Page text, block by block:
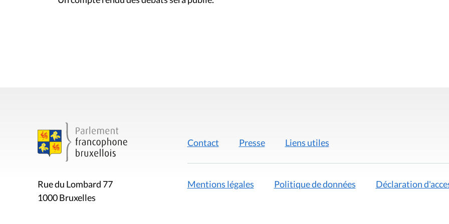
Rue du Lombard 77
1000 Bruxelles
Contact Presse Liens utiles
Mentions légales Politique de données Déclaration